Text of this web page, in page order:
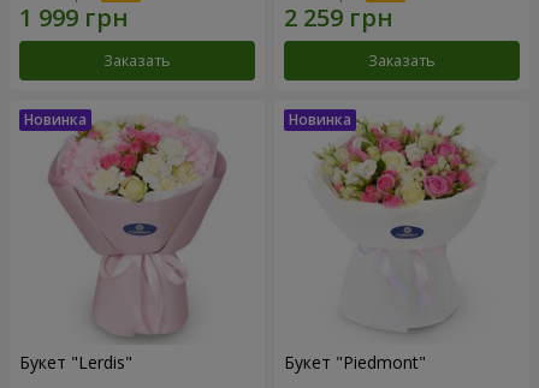
Заказать Заказать
Букет "Lerdis" Букет "Piedmont"